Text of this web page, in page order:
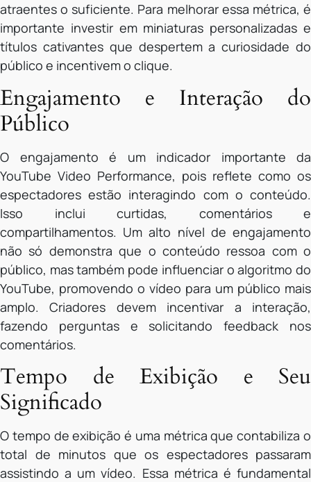
atraentes o suficiente. Para melhorar essa métrica, é
importante investir em miniaturas personalizadas e
títulos cativantes que despertem a curiosidade do
público e incentivem o clique.
Engajamento e Interação do
Público
O engajamento é um indicador importante da
YouTube Video Performance, pois reflete como os
espectadores estão interagindo com o conteúdo.
Isso inclui curtidas, comentários e
compartilhamentos. Um alto nível de engajamento
não só demonstra que o conteúdo ressoa com o
público, mas também pode influenciar o algoritmo do
YouTube, promovendo o vídeo para um público mais
amplo. Criadores devem incentivar a interação,
fazendo perguntas e solicitando feedback nos
comentários.
Tempo de Exibição e Seu
Significado
O tempo de exibição é uma métrica que contabiliza o
total de minutos que os espectadores passaram
assistindo a um vídeo. Essa métrica é fundamental